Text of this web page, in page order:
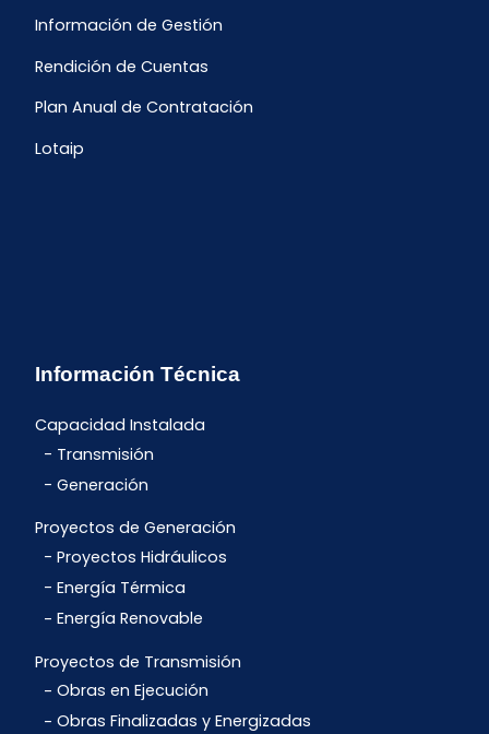
Información de Gestión
Rendición de Cuentas
Plan Anual de Contratación
Lotaip
Información Técnica
Capacidad Instalada
Transmisión
Generación
Proyectos de Generación
Proyectos Hidráulicos
Energía Térmica
Energía Renovable
Proyectos de Transmisión
Obras en Ejecución
Obras Finalizadas y Energizadas